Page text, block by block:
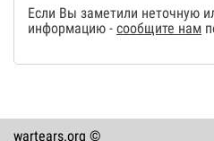
Если Вы заметили неточную
информацию - сообщите нам
wartears.org ©